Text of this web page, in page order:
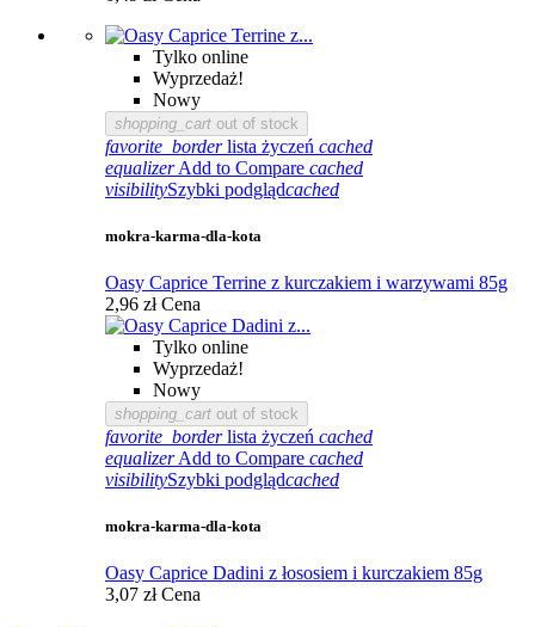
Tylko online
Wyprzedaż!
Nowy
shopping_cart out of stock
favorite_border lista życzeń cached
equalizer Add to Compare cached
visibilitySzybki podglądcached
mokra-karma-dla-kota
Oasy Caprice Terrine z kurczakiem i warzywami 85g
2,96 zł Cena
Tylko online
Wyprzedaż!
Nowy
shopping_cart out of stock
favorite_border lista życzeń cached
equalizer Add to Compare cached
visibilitySzybki podglądcached
mokra-karma-dla-kota
Oasy Caprice Dadini z łososiem i kurczakiem 85g
3,07 zł Cena